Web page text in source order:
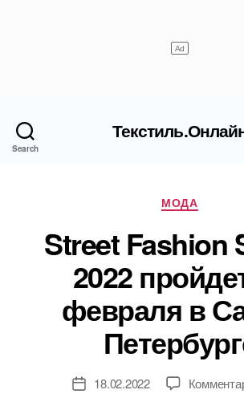
Search
Рубрики
МОДА
Street Fashion
2022
февраля в
Дата18.02.2022